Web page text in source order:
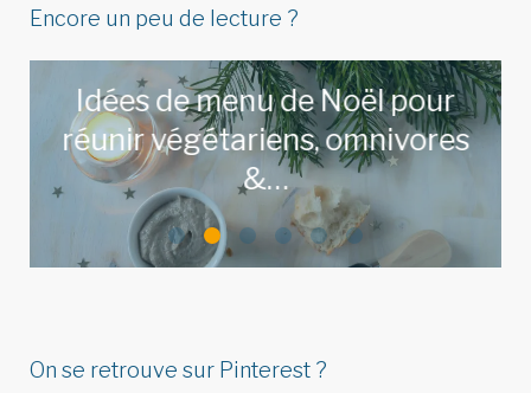
Encore un peu de lecture ?
Idées de menu de Noël pour
réunir végétariens, omnivores
&…
LIRE L'ARTICLE
On se retrouve sur Pinterest ?